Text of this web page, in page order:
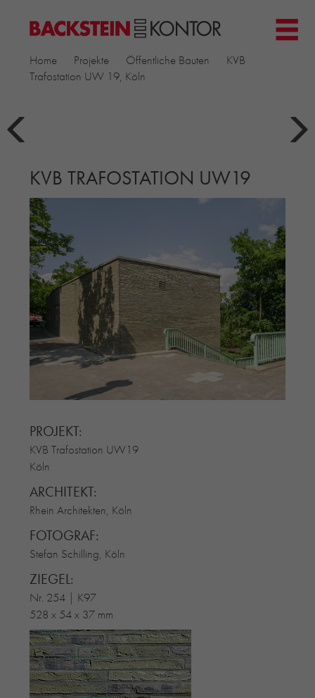
PROJEKTE
EINFAMILIENHÄUSER
ÖFFENTLICHE BAUTEN
PRODUKTE
▼
RIEMCHENKOLLEKTIONEN TONWERK
ALLGEMEINE RIEMCHENKOLLEKTIONEN
PETERSEN TEGL
RECYCLING-ZIEGEL
RE-USE-ZIEGEL
GLASUR-ZIEGEL
RE-USE-MÖRTEL
FASSADENPLANUNG (SCHWEIZ)
ÜBER UNS
BLOG
Home Projekte Öffentliche Bauten
KVB
Trafostation UW 19, Köln
KVB TRAFOSTATION UW19
PROJEKT:
KVB Trafostation UW19
Köln
ARCHITEKT:
Rhein Architekten, Köln
FOTOGRAF:
Stefan Schilling, Köln
ZIEGEL:
Nr. 254 | K97
528 x 54 x 37 mm